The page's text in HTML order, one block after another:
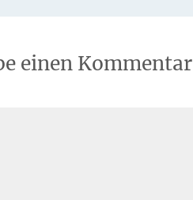
einen Kommentar